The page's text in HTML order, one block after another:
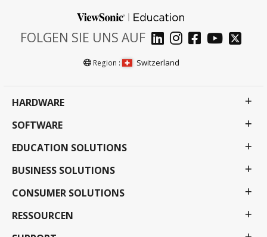
FOLGEN SIE UNS AUF
Region : Switzerland
HARDWARE
SOFTWARE
EDUCATION SOLUTIONS
BUSINESS SOLUTIONS
CONSUMER SOLUTIONS
RESSOURCEN